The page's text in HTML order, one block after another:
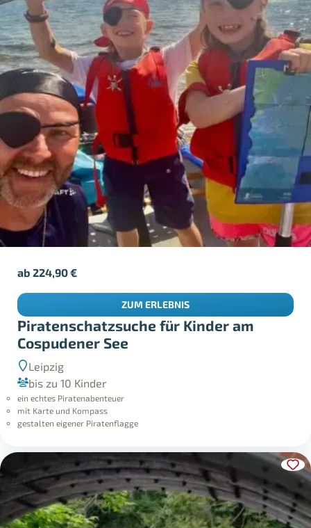
Piratenschatzsuche für Kinder am
Cospudener See
Leipzig
bis zu 10 Kinder
ein echtes Piratenabenteuer
mit Karte und Kompass
gestalten eigener Piratenflagge
ab224,90€
ZUM ERLEBNIS